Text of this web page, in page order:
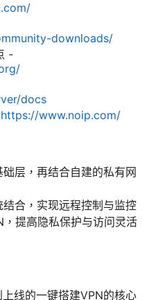
downloads/
-
docs
https://www.noip.com/
层，再结合自建的私有网
合，实现远程控制与监控
提高隐私保护与访问灵活
线的一键搭建VPN的核心